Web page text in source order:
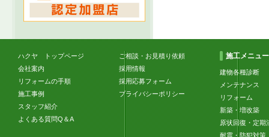
ハクヤ トップページ
会社案内
リフォームの手順
施工事例
スタッフ紹介
よくある質問Q＆A
ご相談・お見積り依頼
採用情報
採用応募フォーム
プライバシーポリシー
施工メニュー
建物各種診断
メンテナンス
リフォーム
新築・増改築
原状回復・定期
耐震・防犯対策